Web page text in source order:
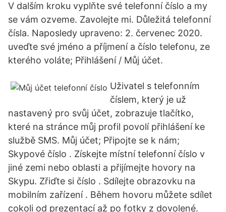
V dalším kroku vyplňte své telefonní číslo a my
se vám ozveme. Zavolejte mi. Důležitá telefonní
čísla. Naposledy upraveno: 2. červenec 2020.
uveďte své jméno a příjmení a číslo telefonu, ze
kterého voláte; Přihlášení / Můj účet.
Uživatel s telefonním
číslem, který je už
nastavený pro svůj účet, zobrazuje tlačítko,
které na stránce můj profil povolí přihlášení ke
službě SMS. Můj účet; Připojte se k nám;
Skypové číslo . Získejte místní telefonní číslo v
jiné zemi nebo oblasti a přijímejte hovory na
Skypu. Zřiďte si číslo . Sdílejte obrazovku na
mobilním zařízení . Během hovoru můžete sdílet
cokoli od prezentací až po fotky z dovolené.